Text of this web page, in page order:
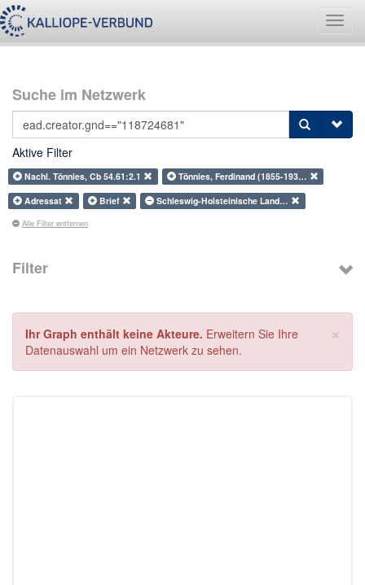
Suche im Netzwerk
Aktive Filter
Nachl. Tönnies, Cb 54.61:2.1
Tönnies, Ferdinand (1855-193…
Adressat
Brief Schleswig-Holsteinische Land…
Alle Filter entfernen
Filter
×
Ihr Graph enthält keine Akteure. Erweitern Sie Ihre
Datenauswahl um ein Netzwerk zu sehen.